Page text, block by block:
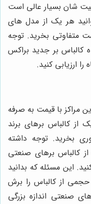
شان بسیار عالی است
هر یک از مدل ‌های
متفاوتی بخرید. توجه
کالباس بر جدید براکس
ارزیابی کنید.
مراکز با قیمت به صرفه
از کالباس برهای برند
بخرید. توجه داشته
کالباس برهای صنعتی
این مسئله که بدانید
از کالباس را برش
صنعتی اندازه بزرگی